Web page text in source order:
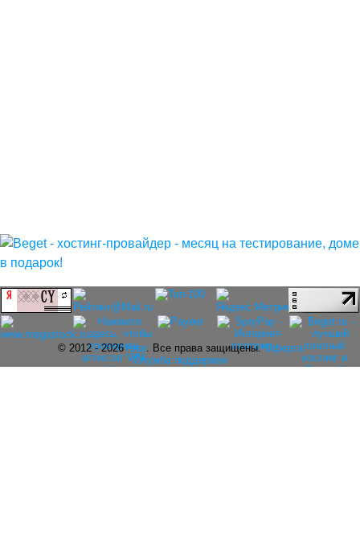
© 2012 - 2026rolar. Все права защищены.Оферта
Служба поддержки